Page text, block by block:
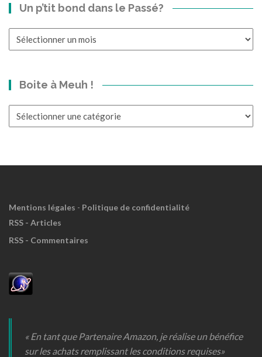
Un p’tit bond dans le Passé?
Boite à Meuh !
Mentions légales - Politique de confidentialité
RSS - Articles
RSS - Commentaires
« En tant que Partenaire Amazon, je réalise un bénéfice
sur les achats remplissant les conditions requises»